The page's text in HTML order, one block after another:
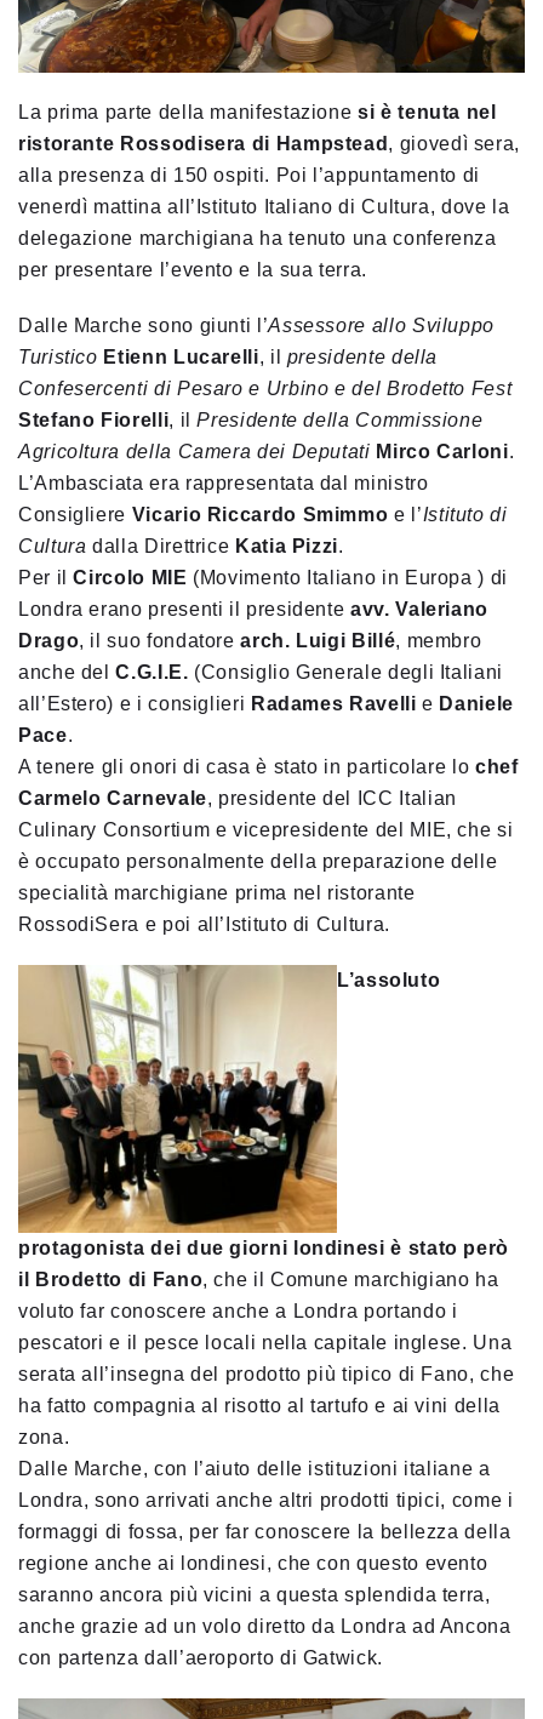
La prima parte della manifestazionesi è tenuta nel
ristorante Rossodisera di Hampstead , giovedì sera,
alla presenza di 150 ospiti. Poi l’appuntamento di
venerdì mattina all’Istituto Italiano di Cultura, dove la
delegazione marchigiana ha tenuto una conferenza
per presentare l’evento e la sua terra.
Dalle Marche sono giunti l’Assessore allo Sviluppo
Turistico Etienn Lucarelli, il presidente della
Confesercenti di Pesaro e Urbino e del Brodetto Fest
Stefano Fiorelli, ilPresidente della Commissione
Agricoltura della Camera dei Deputati Mirco Carloni.
L’Ambasciata era rappresentata dal ministro
Consigliere Vicario Riccardo Smimmo e l’Istituto di
Cultura dalla Direttrice Katia Pizzi.
Per ilCircolo MIE (Movimento Italiano in Europa ) di
Londra erano presenti il presidenteavv. Valeriano
Drago, il suo fondatorearch. Luigi Billé, membro
anche delC.G.I.E. (Consiglio Generale degli Italiani
all’Estero) e i consiglieri Radames Ravelli e Daniele
Pace.
A tenere gli onori di casa è stato in particolare lo chef
Carmelo Carnevale, presidente del ICC Italian
Culinary Consortium e vicepresidente del MIE, che si
è occupato personalmente della preparazionedelle
specialità marchigiane prima nel ristorante
RossodiSera e poi all’Istituto di Cultura.
L’assoluto
protagonista dei due giorni londinesi è stato però
il Brodetto di Fano, che il Comune marchigiano ha
voluto far conoscere anche a Londra portando i
pescatori e il pesce locali nella capitale inglese. Una
serata all’insegna del prodotto più tipico di Fano, che
ha fatto compagnia al risotto altartufo e ai vini della
zona.
Dalle Marche, con l’aiuto delle istituzioni italiane a
Londra, sono arrivati anche altri prodotti tipici, come i
formaggi di fossa, per far conoscere la bellezza della
regione anche ai londinesi, che con questo evento
saranno ancora più vicini a questa splendida terra,
anche grazie ad un volo diretto da Londra ad Ancona
con partenza dall’aeroporto di Gatwick.